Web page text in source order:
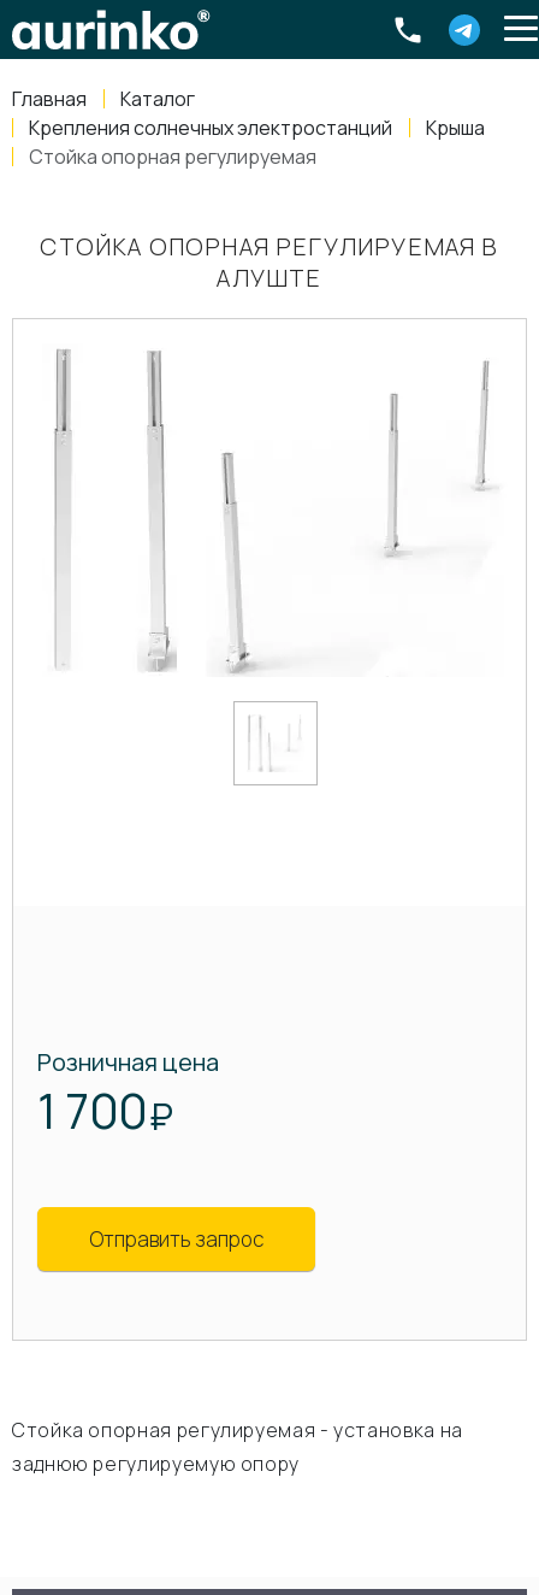
Главная
Каталог
Крепления солнечных электростанций
Крыша
Стойка опорная регулируемая
СТОЙКА ОПОРНАЯ РЕГУЛИРУЕМАЯ В
АЛУШТЕ
Розничная цена
1 700₽
Отправить запрос
Стойка опорная регулируемая - установка на
заднюю регулируемую опору
Россия, Свердловская область Екатеринбург ,
8-800-770-79-40